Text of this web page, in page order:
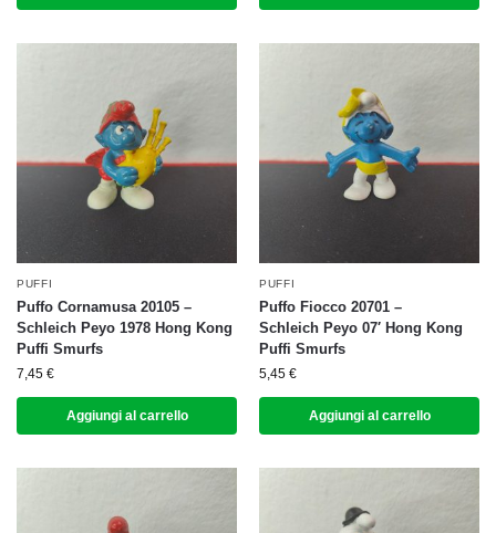
PUFFI
Puffo Cornamusa 20105 –
Schleich Peyo 1978 Hong Kong
Puffi Smurfs
7,45 €
Aggiungi al carrello
PUFFI
Puffo Fiocco 20701 –
Schleich Peyo 07′ Hong Kong
Puffi Smurfs
5,45 €
Aggiungi al carrello